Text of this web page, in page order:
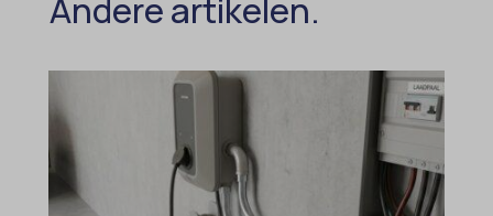
Andere artikelen.